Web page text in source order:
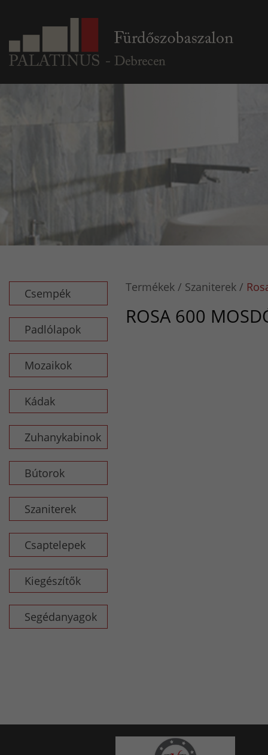
Csempék
Padlólapok
Mozaikok
Kádak
Zuhanykabinok
Bútorok
Szaniterek
Csaptelepek
Kiegészítők
Segédanyagok
Termékek Szaniterek
ROSA 600